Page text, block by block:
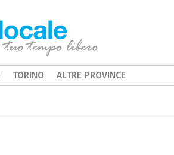
TORINO ALTRE PROVINCE